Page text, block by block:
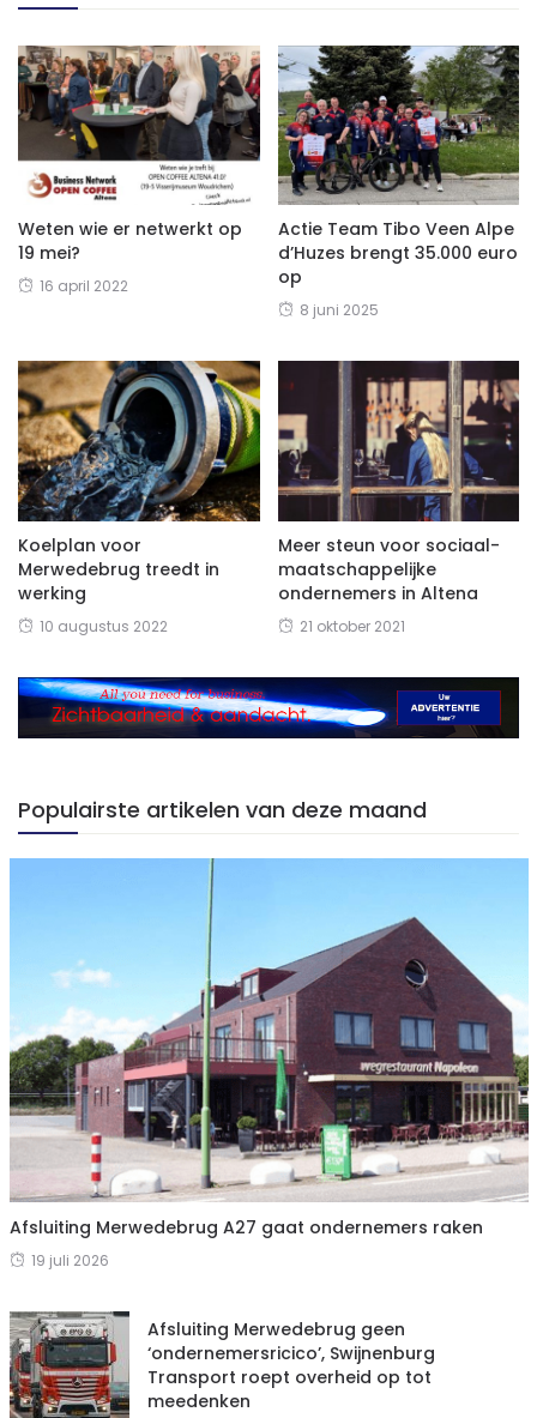
Weten wie er netwerkt op
19 mei?
16 april 2022
Actie Team Tibo Veen Alpe
d’Huzes brengt 35.000 euro
op
8 juni 2025
Koelplan voor
Merwedebrug treedt in
werking
10 augustus 2022
Meer steun voor sociaal-
maatschappelijke
ondernemers in Altena
21 oktober 2021
Populairste artikelen van deze maand
Afsluiting Merwedebrug A27 gaat ondernemers raken
19 juli 2026
Afsluiting Merwedebrug geen
‘ondernemersricico’, Swijnenburg
Transport roept overheid op tot
meedenken